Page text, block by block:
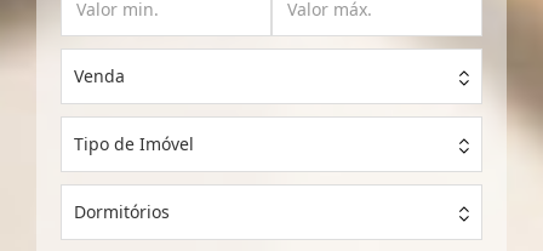
Venda
Tipo de Imóvel
Dormitórios